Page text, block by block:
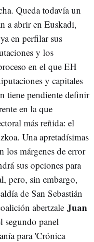
Queda todavía un
a abrir en Euskadi,
en perfilar sus
y los
en el que EH
y capitales
tiene pendiente definir
en la que
más reñida: el
Una apretadísimas
los márgenes de error
sus opciones para
pero, sin embargo,
de San Sebastián
abertzale Juan
segundo panel
para 'Crónica